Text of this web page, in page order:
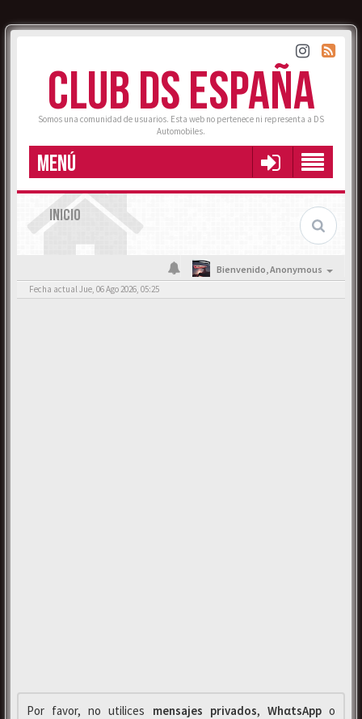
CLUB DS ESPAÑA
Somos una comunidad de usuarios. Esta web no pertenece ni representa a DS
Automobiles.
MENÚ
INICIO
Bienvenido,Anonymous
Fecha actual Jue, 06 Ago 2026, 05:25
Por favor, no utilices mensajes privados, WhαtsAppo